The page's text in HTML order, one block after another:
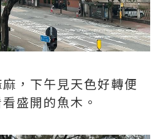
，下午見天色好轉便
盛開的魚木。